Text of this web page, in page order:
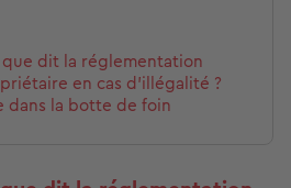
dit la réglementation
en cas d’illégalité ?
dans la botte de foin